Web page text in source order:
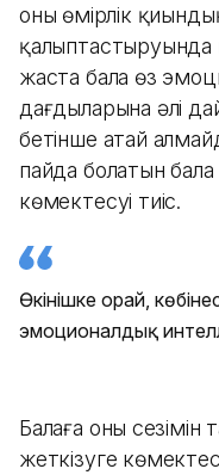
оның өмірлік
қалыптастыруында
жаста бала өз
дағдыларына әлі
бетінше атай
пайда болатын
көмектесуі тиіс.
Өкінішке орай,
эмоционалдық
Балаға оның
жеткізуге